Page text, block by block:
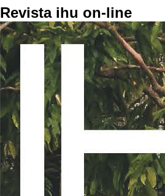
Revista ihu on-line